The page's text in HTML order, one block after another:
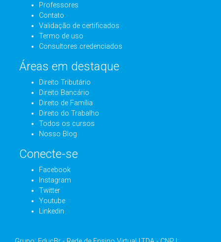
Professores
Contato
Validação de certificados
Termo de uso
Consultores credenciados
Áreas em destaque
Direito Tributário
Direito Bancário
Direito de Família
Direito do Trabalho
Todos os cursos
Nosso Blog
Conecte-se
Facebook
Instagram
Twitter
Youtube
Linkedin